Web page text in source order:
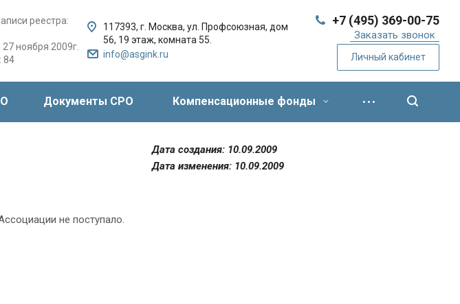
реестра:
ноября 2009г.
84
+7 (495) 369-00-75
Заказать звонок
Личный кабинет
117393, г. Москва, ул. Профсоюзная, дом
56, 19 этаж, комната 55.
info@asgink.ru
Документы СРО Компенсационные фонды
Дата создания: 10.09.2009
Дата изменения: 10.09.2009
не поступало.